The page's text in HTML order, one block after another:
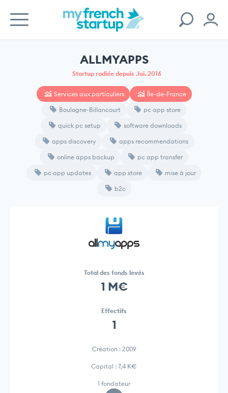
ALLMYAPPS
Startup radiée depuis Jui. 2016
Services aux particuliers Île-de-France
Boulogne-Billancourt pc app store
quick pc setup software downloads
apps discovery apps recommendations
online apps backup pc app transfer
pc app updates app store mise à jour
b2c
Total des fonds levés
1 M€
Effectifs
1
Création : 2009
Capital : 7,4 K€
1 fondateur